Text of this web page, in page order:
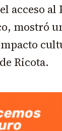
acceso al
mostró
Ricota.